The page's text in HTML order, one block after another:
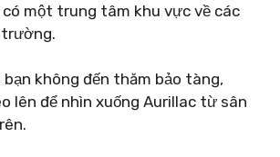
một trung tâm khu vực về các
trường.
bạn không đến thăm bảo tàng,
lên để nhìn xuống Aurillac từ sân